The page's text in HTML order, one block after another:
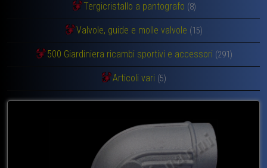
Tergicristallo a pantografo (8)
Valvole, guide e molle valvole (15)
500 Giardiniera ricambi sportivi e accessori (291)
Articoli vari (5)